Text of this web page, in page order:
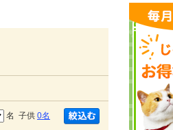
名 子供 0名